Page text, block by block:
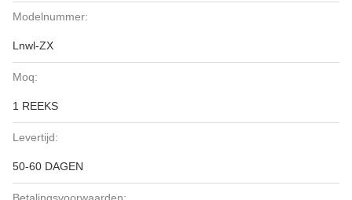
Modelnummer:
Lnwl-ZX
Moq:
1 REEKS
Levertijd:
50-60 DAGEN